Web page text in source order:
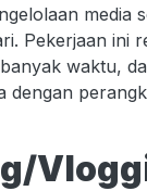
media
Pekerjaan ini
waktu,
dengan